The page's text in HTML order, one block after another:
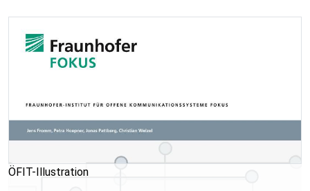
ÖFIT-Illustration